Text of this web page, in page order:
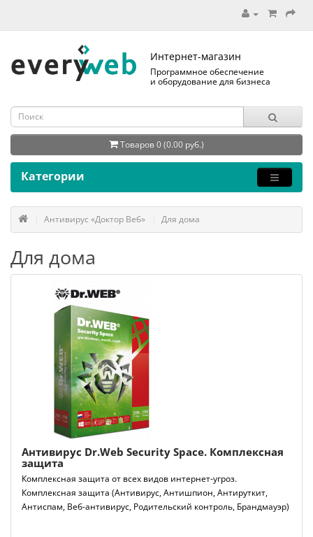
Интернет-магазин
Программное обеспечение
и оборудование для бизнеса
Товаров 0 (0.00 руб.)
Категории
Антивирус «Доктор Веб» Для дома
Для дома
Антивирус Dr.Web Security Space. Комплексная
защита
Комплексная защита от всех видов интернет-угроз.
Комплексная защита (Антивирус, Антишпион, Антируткит,
Антиспам, Веб-антивирус, Родительский контроль, Брандмауэр)